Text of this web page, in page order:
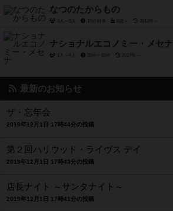
なつのたからもの
15分前後
ナショナルエコノミー・メセナ
30分～60分 2017年～
最新のお知らせ
ザ・忘年会
2019年12月1日 17時44分の投稿
第２回ハリウッド・ライヴス デイ
2019年12月1日 17時43分の投稿
店長ナイト ～サンタナイト～
2019年12月1日 17時41分の投稿